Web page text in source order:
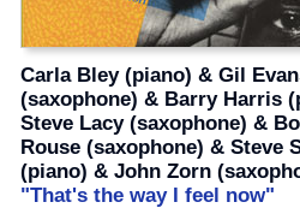
Carla Bley (piano) & Gil
(saxophone) & Barry Harris
Steve Lacy (saxophone) &
Rouse (saxophone) & Steve
(piano) & John Zorn
"That's the way I feel now"